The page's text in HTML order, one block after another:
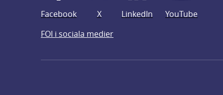
Facebook X LinkedIn
YouTube
FOI i sociala medier